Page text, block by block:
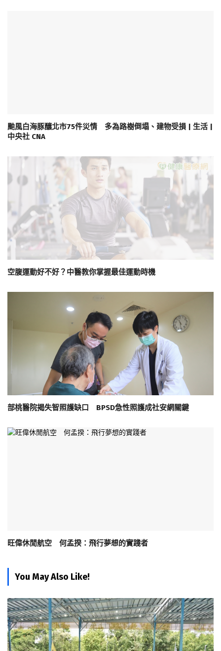
颱風白海豚釀北市75件災情 多為路樹倒塌、建物受損 | 生活 |
中央社 CNA
空腹運動好不好？中醫教你掌握最佳運動時機
部桃醫院揭失智照護缺口 BPSD急性照護成社安網關鍵
旺偉休閒航空 何孟揆：飛行夢想的實踐者
You May Also Like!